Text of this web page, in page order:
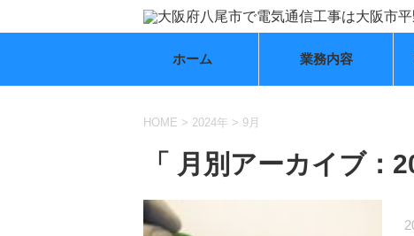
ホーム 業務内容
HOME > 2024年 > 9月
「 月別アーカイブ：